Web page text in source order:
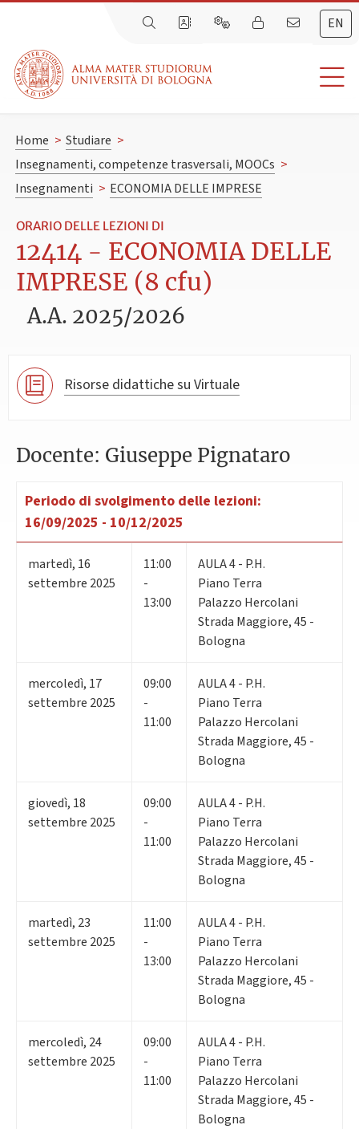
EN
Home > Studiare >
Insegnamenti, competenze trasversali, MOOCs >
Insegnamenti > ECONOMIA DELLE IMPRESE
ORARIO DELLE LEZIONI DI
12414 - ECONOMIA DELLE
IMPRESE (8 cfu)
A.A. 2025/2026
Risorse didattiche su Virtuale
Docente: Giuseppe Pignataro
Periodo di svolgimento delle lezioni:
16/09/2025 - 10/12/2025
martedì, 16
settembre 2025
11:00
-
13:00
AULA 4 - P.H.
Piano Terra
Palazzo Hercolani
Strada Maggiore, 45 -
Bologna
mercoledì, 17
settembre 2025
09:00
-
11:00
AULA 4 - P.H.
Piano Terra
Palazzo Hercolani
Strada Maggiore, 45 -
Bologna
giovedì, 18
settembre 2025
09:00
-
11:00
AULA 4 - P.H.
Piano Terra
Palazzo Hercolani
Strada Maggiore, 45 -
Bologna
martedì, 23
settembre 2025
11:00
-
13:00
AULA 4 - P.H.
Piano Terra
Palazzo Hercolani
Strada Maggiore, 45 -
Bologna
mercoledì, 24
settembre 2025
09:00
-
11:00
AULA 4 - P.H.
Piano Terra
Palazzo Hercolani
Strada Maggiore, 45 -
Bologna